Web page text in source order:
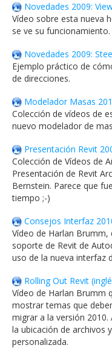
Novedades 2009:
Vídeo sobre esta nueva
se ve su funcionamiento.
Novedades 2009:
Ejemplo práctico de
de direcciones.
Modelador Masas
Colección de vídeos de
nuevo modelador de
Presentación Revit
Colección de Vídeos de
Presentación de Revit
Bernstein. Parece que
tiempo ;-)
Consejos Interfaz
Vídeo de Harlan Brumm,
soporte de Revit de
uso de la nueva interfaz
Rolling Out Revit
Vídeo de Harlan Brumm
mostrar temas que
migrar a la versión
la ubicación de archivos
personalizada.